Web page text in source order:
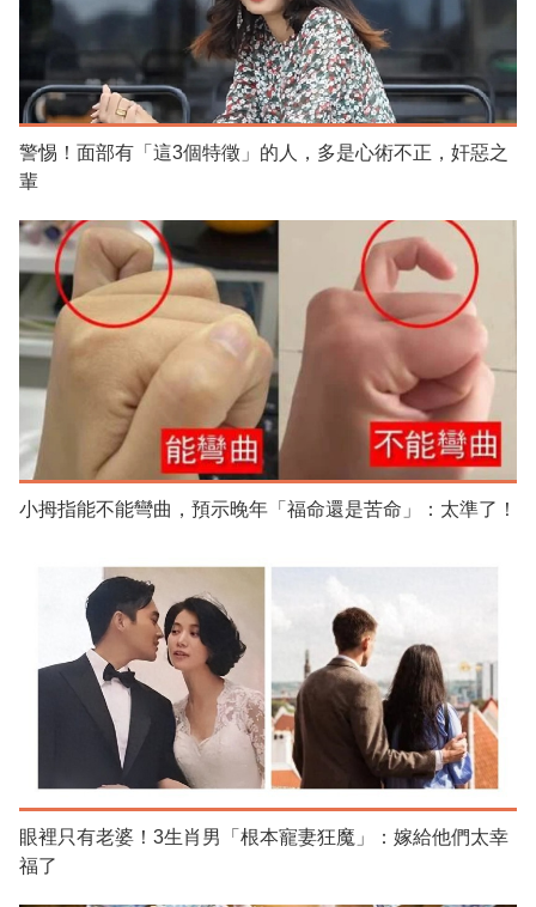
警惕！面部有「這3個特徵」的人，多是心術不正，奸惡之
輩
小拇指能不能彎曲，預示晚年「福命還是苦命」：太準了！
眼裡只有老婆！3生肖男「根本寵妻狂魔」：嫁給他們太幸
福了